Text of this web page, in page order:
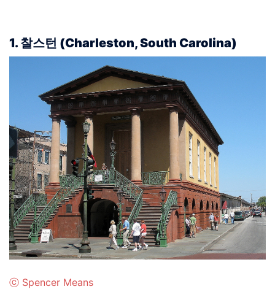
1. 찰스턴 (Charleston, South Carolina)
ⓒ Spencer Means